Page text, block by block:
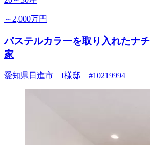
～2,000万円
パステルカラーを取り入れたナ
家
愛知県日進市 I様邸 #10219994